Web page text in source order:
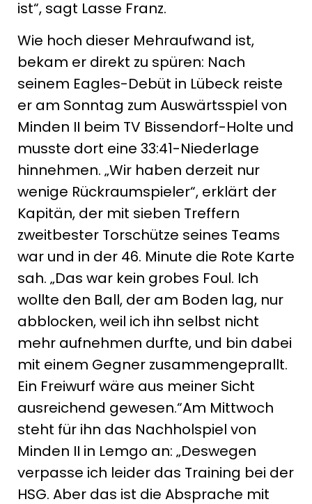
ist“, sagt Lasse Franz.
Wie hoch dieser Mehraufwand ist,
bekam er direkt zu spüren: Nach
seinem Eagles-Debüt in Lübeck reiste
er am Sonntag zum Auswärtsspiel von
Minden II beim TV Bissendorf-Holte und
musste dort eine 33:41-Niederlage
hinnehmen. „Wir haben derzeit nur
wenige Rückraumspieler“, erklärt der
Kapitän, der mit sieben Treffern
zweitbester Torschütze seines Teams
war und in der 46. Minute die Rote Karte
sah. „Das war kein grobes Foul. Ich
wollte den Ball, der am Boden lag, nur
abblocken, weil ich ihn selbst nicht
mehr aufnehmen durfte, und bin dabei
mit einem Gegner zusammengeprallt.
Ein Freiwurf wäre aus meiner Sicht
ausreichend gewesen.“Am Mittwoch
steht für ihn das Nachholspiel von
Minden II in Lemgo an: „Deswegen
verpasse ich leider das Training bei der
HSG. Aber das ist die Absprache mit